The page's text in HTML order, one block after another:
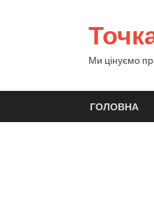
Ми цінуємо
ГОЛОВНА